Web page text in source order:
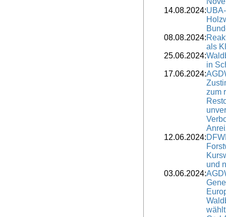
14.08.2024:
08.08.2024:
als
25.06.2024:
in
17.06.2024:
zum
12.06.2024:
und
03.06.2024: